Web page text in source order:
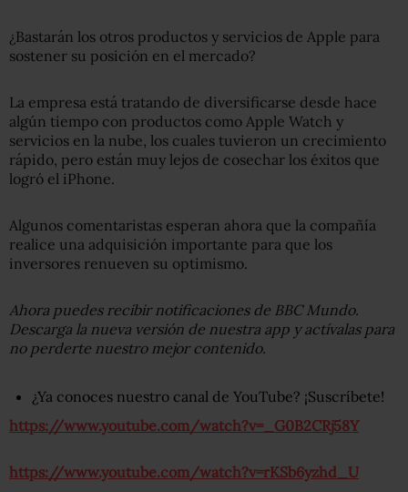
¿Bastarán los otros productos y servicios de Apple para
sostener su posición en el mercado?
La empresa está tratando de diversificarse desde hace
algún tiempo con productos como Apple Watch y
servicios en la nube, los cuales tuvieron un crecimiento
rápido, pero están muy lejos de cosechar los éxitos que
logró el iPhone.
Algunos comentaristas esperan ahora que la compañía
realice una adquisición importante para que los
inversores renueven su optimismo.
Ahora puedes recibir notificaciones de BBC Mundo.
Descarga la nueva versión de nuestra app y actívalas para
no perderte nuestro mejor contenido.
¿Ya conoces nuestro canal de YouTube? ¡Suscríbete!
https://www.youtube.com/watch?v=_G0B2CRj58Y
https://www.youtube.com/watch?v=rKSb6yzhd_U